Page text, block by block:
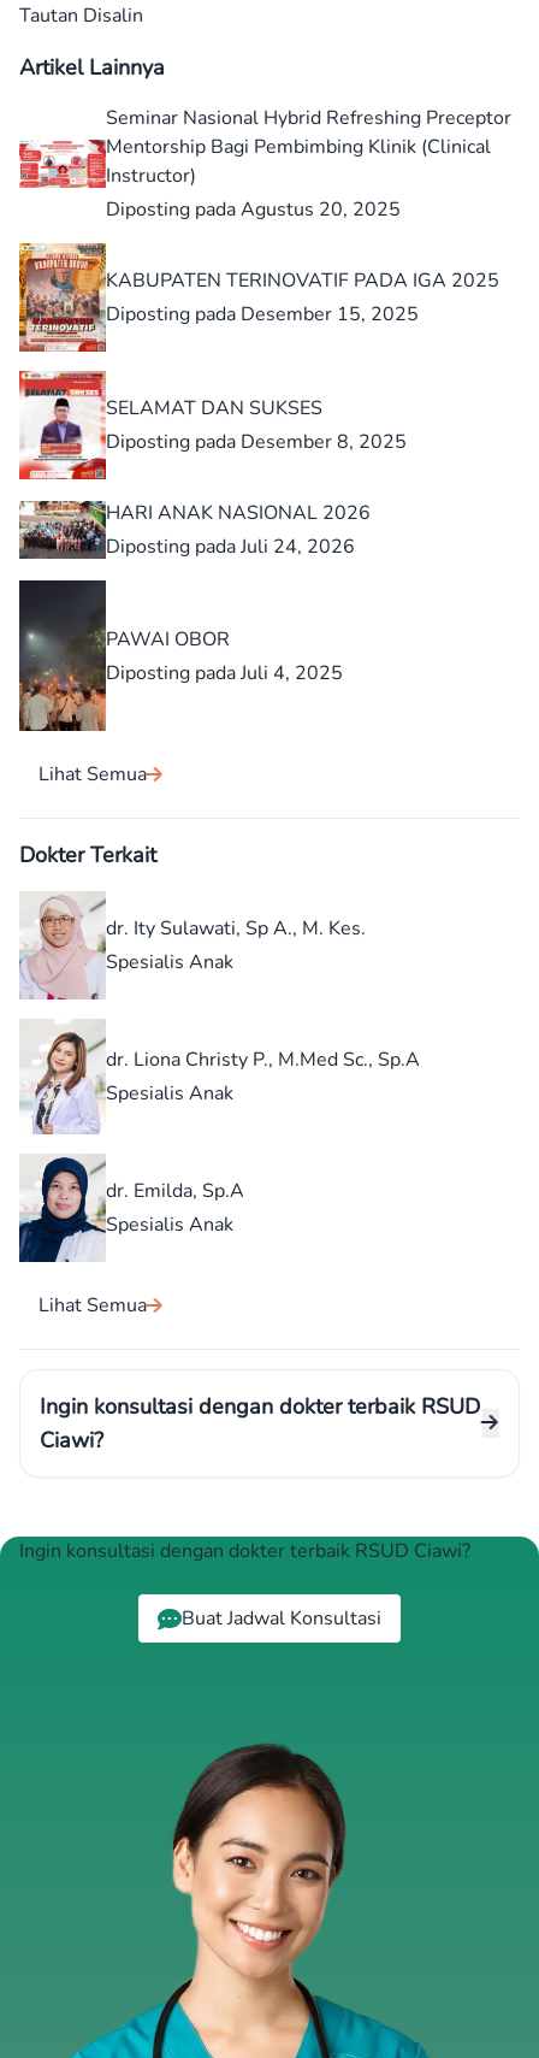
Tautan Disalin
Artikel Lainnya
Seminar Nasional Hybrid Refreshing Preceptor
Mentorship Bagi Pembimbing Klinik (Clinical
Instructor)
Diposting pada Agustus 20, 2025
KABUPATEN TERINOVATIF PADA IGA 2025
Diposting pada Desember 15, 2025
SELAMAT DAN SUKSES
Diposting pada Desember 8, 2025
HARI ANAK NASIONAL 2026
Diposting pada Juli 24, 2026
PAWAI OBOR
Diposting pada Juli 4, 2025
Lihat Semua
Dokter Terkait
dr. Ity Sulawati, Sp A., M. Kes.
Spesialis Anak
dr. Liona Christy P., M.Med Sc., Sp.A
Spesialis Anak
dr. Emilda, Sp.A
Spesialis Anak
Lihat Semua
Ingin konsultasi dengan dokter terbaik RSUD
Ciawi?
Ingin konsultasi dengan dokter terbaik RSUD Ciawi?
Buat Jadwal Konsultasi